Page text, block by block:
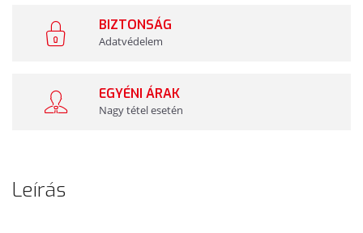
BIZTONSÁG
Adatvédelem
EGYÉNI ÁRAK
Nagy tétel esetén
Leírás